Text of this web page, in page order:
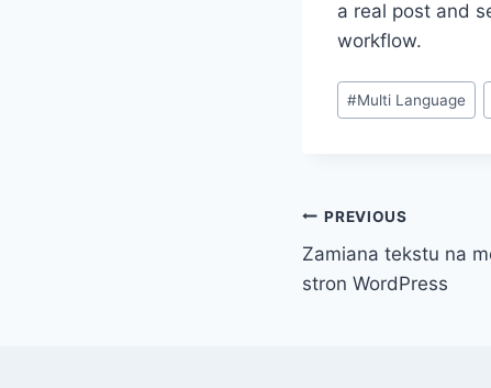
a real post and
workflow.
Post
Tags:
#Multi Language
Post
navigation
PREVIOUS
Zamiana tekstu na
stron WordPress